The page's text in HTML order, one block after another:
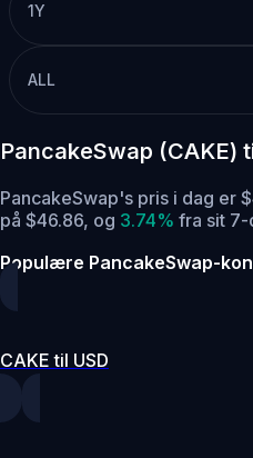
1Y
ALL
PancakeSwap (CAKE)
PancakeSwap's pris i dag er
på $46.86, og 3.74% fra sit 7-
Populære PancakeSwap-
CAKE til USD